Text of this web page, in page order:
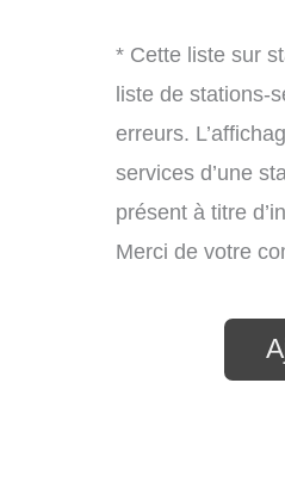
* Cette liste sur
liste de stations-
erreurs.
services d’une
présent à titre
Merci de votre